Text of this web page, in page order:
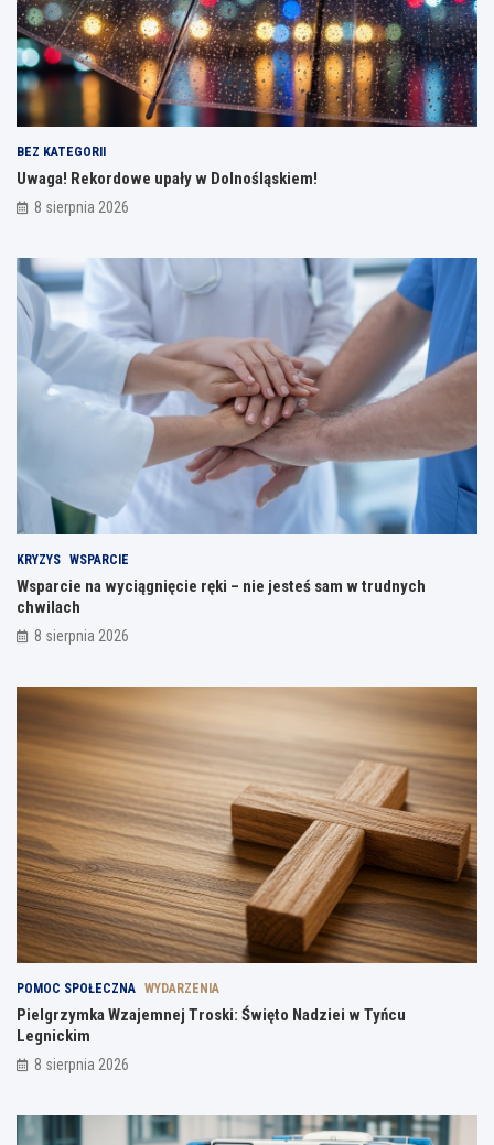
BEZ KATEGORII
Uwaga! Rekordowe upały w Dolnośląskiem!
8 sierpnia 2026
KRYZYS WSPARCIE
Wsparcie na wyciągnięcie ręki – nie jesteś sam w trudnych
chwilach
8 sierpnia 2026
POMOC SPOŁECZNA WYDARZENIA
Pielgrzymka Wzajemnej Troski: Święto Nadziei w Tyńcu
Legnickim
8 sierpnia 2026